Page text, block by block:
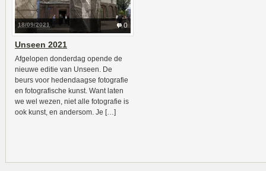
0
18/09/2021
Unseen 2021
Afgelopen donderdag opende de
nieuwe editie van Unseen. De
beurs voor hedendaagse fotografie
en fotografische kunst. Want laten
we wel wezen, niet alle fotografie is
ook kunst, en andersom. Je […]